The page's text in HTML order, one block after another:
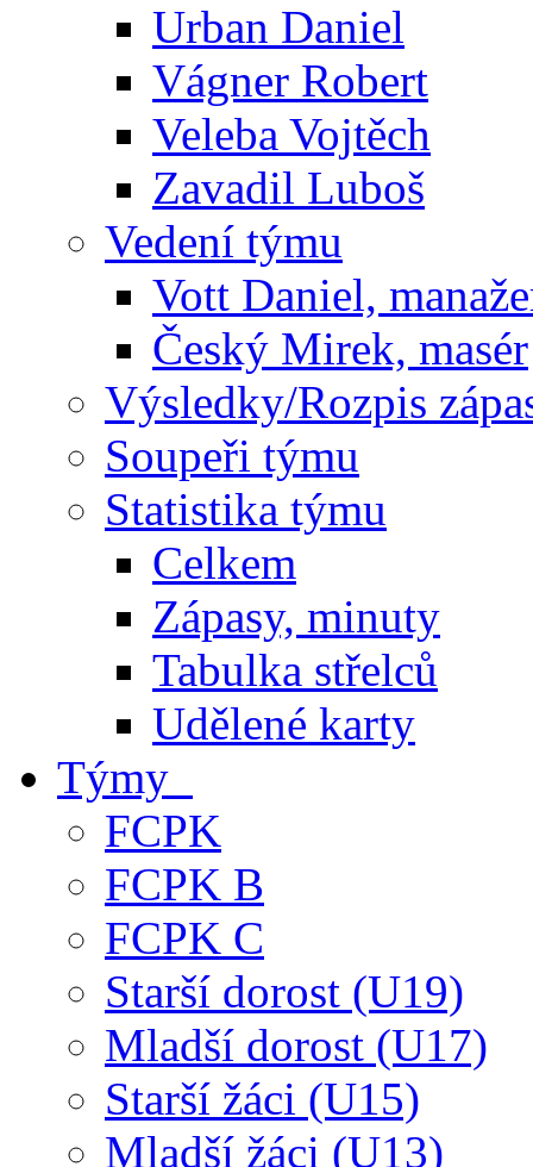
Urban Daniel
Vágner Robert
Veleba Vojtěch
Zavadil Luboš
Vedení týmu
Vott Daniel,
Český Mirek, masér
Výsledky/Rozpis
Soupeři týmu
Statistika týmu
Celkem
Zápasy, minuty
Tabulka střelců
Udělené karty
Týmy
FCPK
FCPK B
FCPK C
Starší dorost (U19)
Mladší dorost (U17)
Starší žáci (U15)
Mladší žáci (U13)